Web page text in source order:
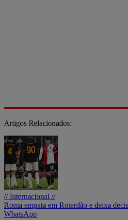
Artigos Relacionados:
// Internacional //
Roma empata em Roterdão e deixa
WhatsApp